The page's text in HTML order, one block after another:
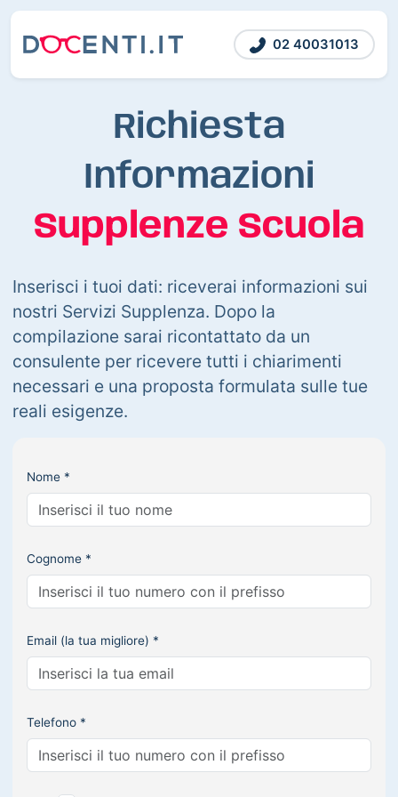
02 40031013
Richiesta
Informazioni
Supplenze Scuola
Inserisci i tuoi dati: riceverai informazioni sui
nostri Servizi Supplenza. Dopo la
compilazione sarai ricontattato da un
consulente per ricevere tutti i chiarimenti
necessari e una proposta formulata sulle tue
reali esigenze.
Nome *
Cognome *
Email (la tua migliore) *
Telefono *